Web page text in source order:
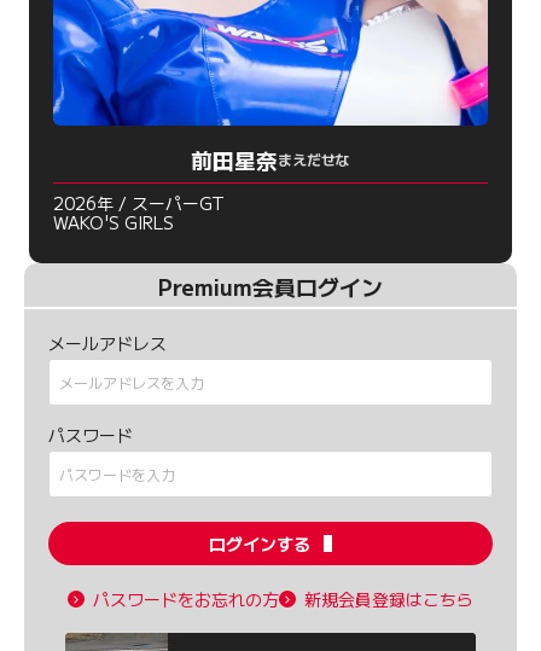
前田星奈まえだせな
2026年 / スーパーGT
WAKO'S GIRLS
Premium会員ログイン
メールアドレス
パスワード
ログインする
パスワードをお忘れの方 新規会員登録はこちら